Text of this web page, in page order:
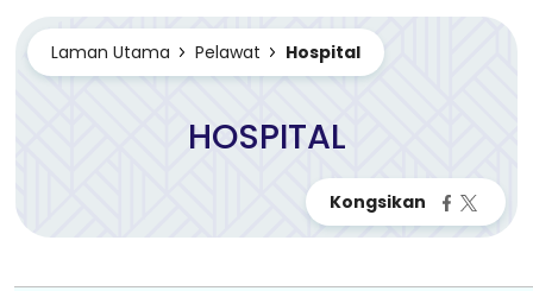
Laman Utama Pelawat Hospital
HOSPITAL